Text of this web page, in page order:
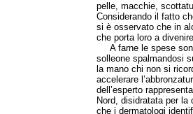
pelle, macchie,
Considerando il fatto
si è osservato che in
che porta loro a
A farne le spese
solleone spalmandosi
la mano chi non si
accelerare
dell’esperto
Nord, disidratata per
che i dermatologi